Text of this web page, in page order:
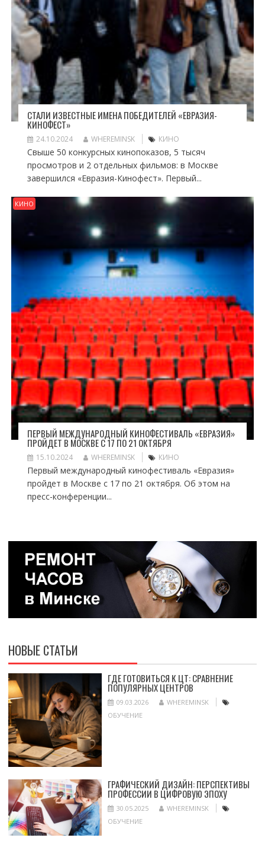
СТАЛИ ИЗВЕСТНЫЕ ИМЕНА ПОБЕДИТЕЛЕЙ «ЕВРАЗИЯ-
КИНОФЕСТ»
24.10.2024 WHEREMINSK КИНО
Свыше 50 конкурсных кинопоказов, 5 тысяч
просмотров и 2 отдельных фильмов: в Москве
завершился «Евразия-Кинофест». Первый...
КИНО
ПЕРВЫЙ МЕЖДУНАРОДНЫЙ КИНОФЕСТИВАЛЬ «ЕВРАЗИЯ»
ПРОЙДЕТ В МОСКВЕ С 17 ПО 21 ОКТЯБРЯ
15.10.2024 WHEREMINSK КИНО
Первый международный кинофестиваль «Евразия»
пройдет в Москве с 17 по 21 октября. Об этом на
пресс-конференции...
НОВЫЕ СТАТЬИ
ГДЕ ГОТОВИТЬСЯ К ЦТ: СРАВНЕНИЕ
ПОПУЛЯРНЫХ ЦЕНТРОВ
09.03.2026
WHEREMINSK
ОБУЧЕНИЕ
ГРАФИЧЕСКИЙ ДИЗАЙН: ПЕРСПЕКТИВЫ
ПРОФЕССИИ В ЦИФРОВУЮ ЭПОХУ
30.05.2025
WHEREMINSK
ОБУЧЕНИЕ